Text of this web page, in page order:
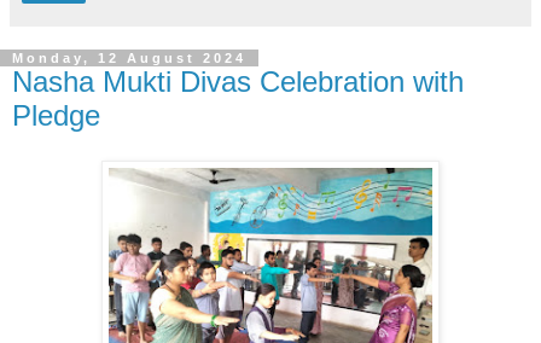
Monday, 12 August 2024
Nasha Mukti Divas Celebration with
Pledge